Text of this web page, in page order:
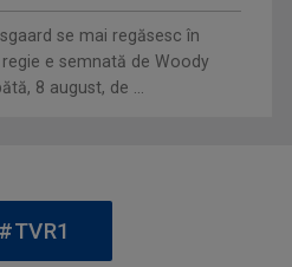
se mai regăsesc în
e semnată de Woody
8 august, de ...
#TVR1